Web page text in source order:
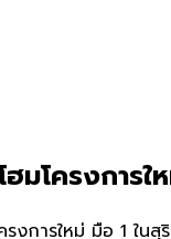
มโครงการ
รงการใหม่ มือ 1 ใ